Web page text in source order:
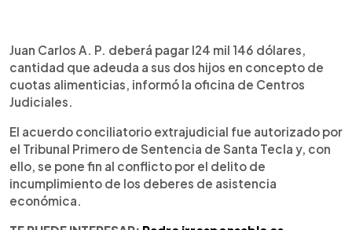
► Escuchar artículo
Juan Carlos A. P. deberá pagar l24 mil 146 dólares,
cantidad que adeuda a sus dos hijos en concepto de
cuotas alimenticias, informó la oficina de Centros
Judiciales.
El acuerdo conciliatorio extrajudicial fue autorizado por
el Tribunal Primero de Sentencia de Santa Tecla y, con
ello, se pone fin al conflicto por el delito de
incumplimiento de los deberes de asistencia
económica.